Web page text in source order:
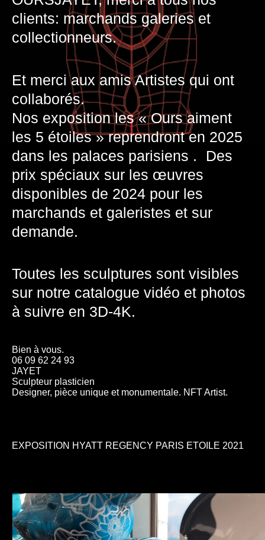
clients: marchands galeries et
collectionneurs.
Et merci aux amis Artistes qui ont
collaborés.
Nos exposition les « Ours aiment
les 5 étoiles » reprendront en 2025
dans les palaces parisiens . Des
prix spéciaux sur les œuvres
disponibles de 2024 pour les
marchands et galeristes et sur
demande.
Toutes les sculptures sont visibles
sur notre catalogue vidéo et photos
à suivre en 3D-4K.
Bien à vous.
06 09 62 24 93
JAYET
Sculpteur plasticien
Designer, pièce unique et monumentale. NFT Artist.
EXPOSITION HYATT REGENCY PARIS ETOILE 2021
Lecteur
vidéo